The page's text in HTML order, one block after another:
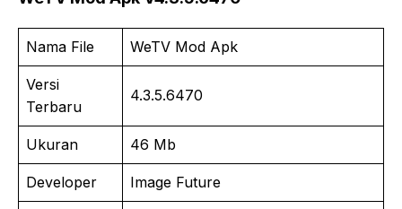
Nama File WeTV Mod Apk
Versi
Terbaru
4.3.5.6470
Ukuran 46 Mb
Developer Image Future